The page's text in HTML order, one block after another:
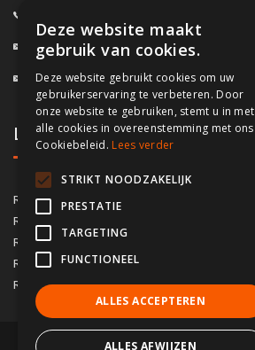
info@fassado.be
BTW: BE 0700.617.934
Lokaal contact
Regio Antwerpen
Regio Brussel
Regio Gent 09/283.15.10
Regio Brugge 050/76.00.21
Regio Kortrijk 056/92.10.73
Deze website maakt
gebruik van cookies.
Deze website gebruikt cookies om uw
gebruikerservaring te verbeteren. Door
onze website te gebruiken, stemt u in met
alle cookies in overeenstemming met ons
Cookiebeleid. Lees verder
STRIKT NOODZAKELIJK
PRESTATIE
TARGETING
FUNCTIONEEL
ALLES ACCEPTEREN
ALLES AFWIJZEN